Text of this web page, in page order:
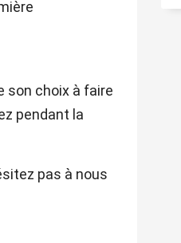
son choix à faire
pendant la
pas à nous